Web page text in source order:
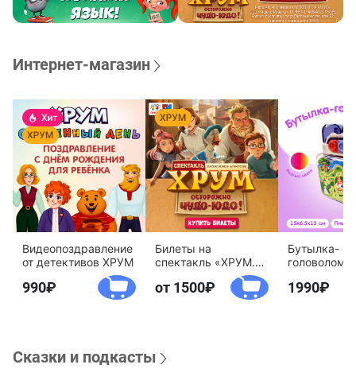
Интернет-магазин
Видеопоздравление
от детективов ХРУМ
990
Билеты на
спектакль «ХРУМ.
Осторожно, Чудо-
Юдо!»
от 1500
Бутылка-
агентство
1990
Сказки и подкасты